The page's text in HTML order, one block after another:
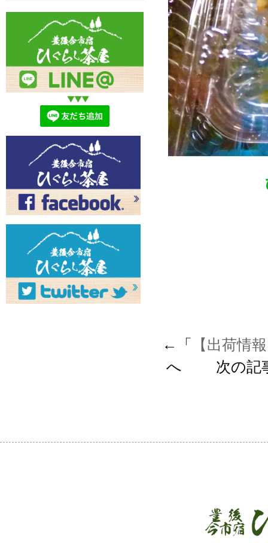
←「
【出荷情
へ 次の記